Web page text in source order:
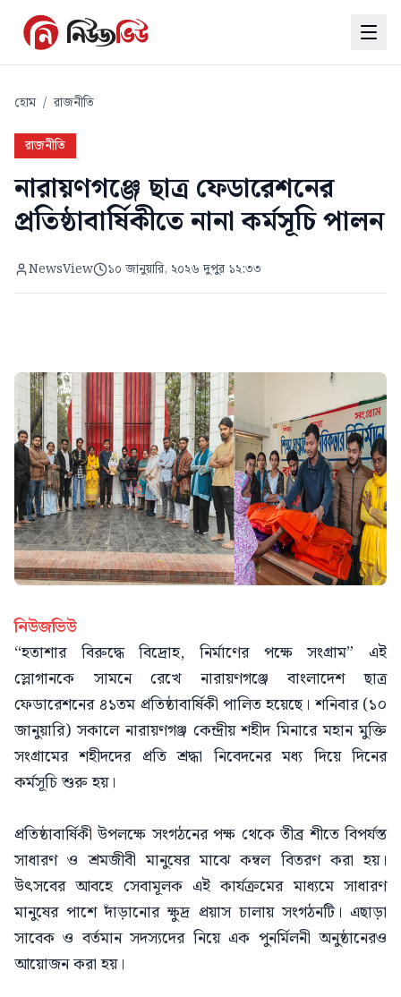
হোম / রাজনীতি
রাজনীতি
নারায়ণগঞ্জে ছাত্র ফেডারেশনের
প্রতিষ্ঠাবার্ষিকীতে নানা কর্মসূচি পালন
NewsView ১০ জানুয়ারি, ২০২৬ দুপুর ১২:৩৩
নিউজভিউ
“হতাশার বিরুদ্ধে বিদ্রোহ, নির্মাণের পক্ষে সংগ্রাম” এই
স্লোগানকে সামনে রেখে নারায়ণগঞ্জে বাংলাদেশ ছাত্র
ফেডারেশনের ৪১তম প্রতিষ্ঠাবার্ষিকী পালিত হয়েছে। শনিবার (১০
জানুয়ারি) সকালে নারায়ণগঞ্জ কেন্দ্রীয় শহীদ মিনারে মহান মুক্তি
সংগ্রামের শহীদদের প্রতি শ্রদ্ধা নিবেদনের মধ্য দিয়ে দিনের
কর্মসূচি শুরু হয়।
প্রতিষ্ঠাবার্ষিকী উপলক্ষে সংগঠনের পক্ষ থেকে তীব্র শীতে বিপর্যস্ত
সাধারণ ও শ্রমজীবী মানুষের মাঝে কম্বল বিতরণ করা হয়।
উৎসবের আবহে সেবামূলক এই কার্যক্রমের মাধ্যমে সাধারণ
মানুষের পাশে দাঁড়ানোর ক্ষুদ্র প্রয়াস চালায় সংগঠনটি। এছাড়া
সাবেক ও বর্তমান সদস্যদের নিয়ে এক পুনর্মিলনী অনুষ্ঠানেরও
আয়োজন করা হয়।